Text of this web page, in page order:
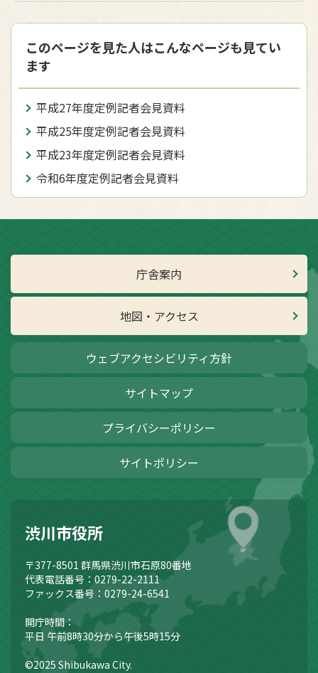
このページを見た人はこんなページも見てい
ます
平成27年度定例記者会見資料
平成25年度定例記者会見資料
平成23年度定例記者会見資料
令和6年度定例記者会見資料
庁舎案内
地図・アクセス
ウェブアクセシビリティ方針
サイトマップ
プライバシーポリシー
サイトポリシー
渋川市役所
〒377-8501 群馬県渋川市石原80番地
代表電話番号：0279-22-2111
ファックス番号：0279-24-6541
開庁時間：
平日 午前8時30分から午後5時15分
©2025 Shibukawa City.